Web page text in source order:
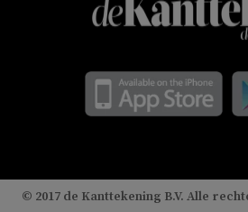
© 2017 de Kanttekening B.V. Alle